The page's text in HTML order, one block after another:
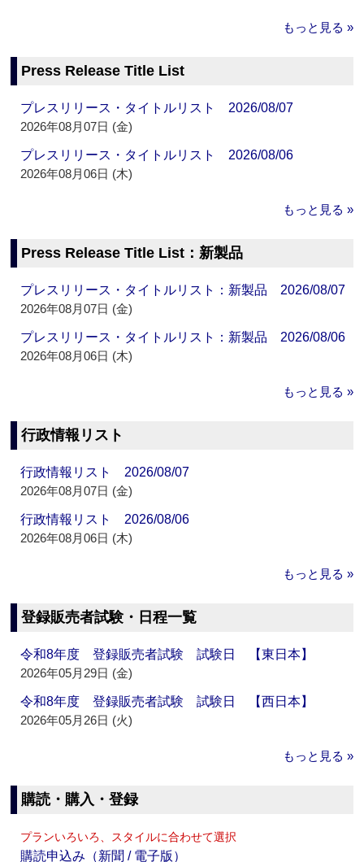
もっと見る »
Press Release Title List
プレスリリース・タイトルリスト 2026/08/07
2026年08月07日 (金)
プレスリリース・タイトルリスト 2026/08/06
2026年08月06日 (木)
もっと見る »
Press Release Title List：新製品
プレスリリース・タイトルリスト：新製品 2026/08/07
2026年08月07日 (金)
プレスリリース・タイトルリスト：新製品 2026/08/06
2026年08月06日 (木)
もっと見る »
行政情報リスト
行政情報リスト 2026/08/07
2026年08月07日 (金)
行政情報リスト 2026/08/06
2026年08月06日 (木)
もっと見る »
登録販売者試験・日程一覧
令和8年度 登録販売者試験 試験日 【東日本】
2026年05月29日 (金)
令和8年度 登録販売者試験 試験日 【西日本】
2026年05月26日 (火)
もっと見る »
購読・購入・登録
プランいろいろ、スタイルに合わせて選択
購読申込み（新聞 / 電子版）